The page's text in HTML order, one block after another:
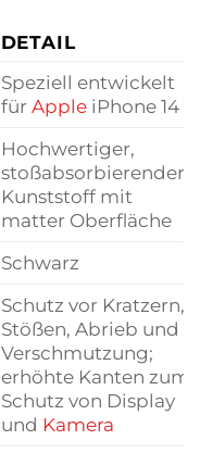
DETAIL
Speziell entwickelt
fürAppleiPhone 14
Hochwertiger,
stoßabsorbierender
Kunststoff mit
matter Oberfläche
Schwarz
Schutz vor Kratzern,
Stößen, Abrieb und
Verschmutzung;
erhöhte Kanten zum
Schutz von Display
und Kamera